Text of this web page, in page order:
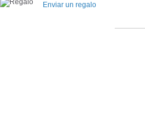
Enviar un regalo